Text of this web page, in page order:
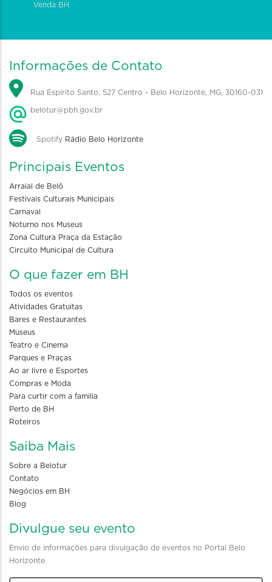
Venda BH
Informações de Contato
Rua Espírito Santo, 527 Centro - Belo Horizonte, MG, 30160-031
belotur@pbh.gov.br
Spotify Rádio Belo Horizonte
Principais Eventos
Arraial de Belô
Festivais Culturais Municipais
Carnaval
Noturno nos Museus
Zona Cultura Praça da Estação
Circuito Municipal de Cultura
O que fazer em BH
Todos os eventos
Atividades Gratuitas
Bares e Restaurantes
Museus
Teatro e Cinema
Parques e Praças
Ao ar livre e Esportes
Compras e Moda
Para curtir com a familia
Perto de BH
Roteiros
Saiba Mais
Sobre a Belotur
Contato
Negócios em BH
Blog
Divulgue seu evento
Envio de informações para divulgação de eventos no Portal Belo
Horizonte